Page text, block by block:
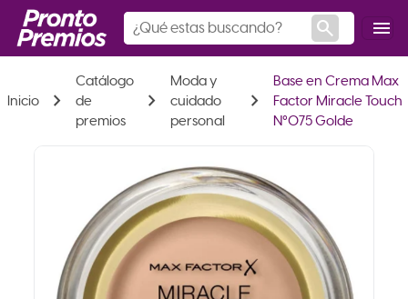
search menu
Inicio chevron_right
Catálogo
de
premios
chevron_right
Moda y
cuidado
personal
chevron_right
Base en Crema Max
Factor Miracle Touch
N°075 Golde